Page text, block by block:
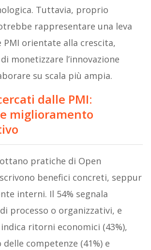
Tuttavia, proprio
rappresentare una leva
PMI orientate alla crescita,
monetizzare l’innovazione
su scala più ampia.
dalle PMI:
miglioramento
pratiche di Open
benefici concreti, seppur
interni. Il 54% segnala
processo o organizzativi, e
ritorni economici (43%),
competenze (41%) e